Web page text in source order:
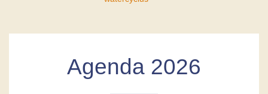
Agenda 2026